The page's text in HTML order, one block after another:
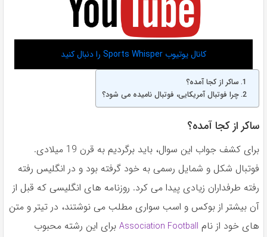
کانال یوتیوب Sports Whisper را دنبال کنید
ساکر از کجا آمده؟
چرا فوتبال آمریکایی، فوتبال نامیده می شود؟
ساکر از کجا آمده؟
براى كشف جواب اين سوال، بايد برگرديم به قرن 19 ميلادى.
فوتبال شكل و شمايل رسمى به خود گرفته بود و در انگليس رفته
رفته طرفداران زيادى پيدا مى كرد. روزنامه هاى انگليسى كه قبل از
آن بيشتر از بوكس و اسب سوارى مطلب مى نوشتند، در تيتر و متن
هاى خود از نام Association Football براى اين رشته محبوب